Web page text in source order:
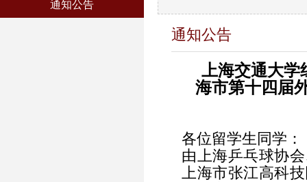
通知公告
通知公告
上海交通大学
海市第十四届
各位留学生同学：
由上海乒乓球协
上海市张江高科